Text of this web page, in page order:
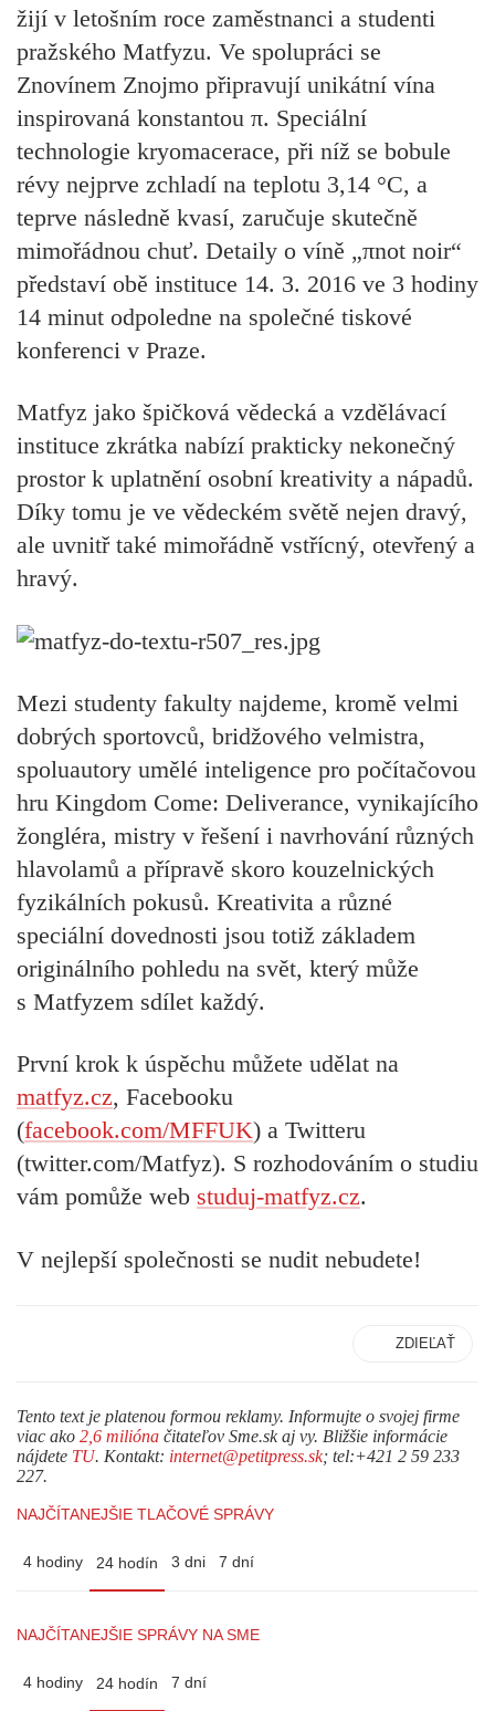
žijí v letošním roce zaměstnanci a studenti
pražského Matfyzu. Ve spolupráci se
Znovínem Znojmo připravují unikátní vína
inspirovaná konstantou π. Speciální
technologie kryomacerace, při níž se bobule
révy nejprve zchladí na teplotu 3,14 °C, a
teprve následně kvasí, zaručuje skutečně
mimořádnou chuť. Detaily o víně „πnot noir“
představí obě instituce 14. 3. 2016 ve 3 hodiny
14 minut odpoledne na společné tiskové
konferenci v Praze.
Matfyz jako špičková vědecká a vzdělávací
instituce zkrátka nabízí prakticky nekonečný
prostor k uplatnění osobní kreativity a nápadů.
Díky tomu je ve vědeckém světě nejen dravý,
ale uvnitř také mimořádně vstřícný, otevřený a
hravý.
Mezi studenty fakulty najdeme, kromě velmi
dobrých sportovců, bridžového velmistra,
spoluautory umělé inteligence pro počítačovou
hru Kingdom Come: Deliverance, vynikajícího
žongléra, mistry v řešení i navrhování různých
hlavolamů a přípravě skoro kouzelnických
fyzikálních pokusů. Kreativita a různé
speciální dovednosti jsou totiž základem
originálního pohledu na svět, který může
s Matfyzem sdílet každý.
První krok k úspěchu můžete udělat na
matfyz.cz, Facebooku
(facebook.com/MFFUK) a Twitteru
(twitter.com/Matfyz). S rozhodováním o studiu
vám pomůže web studuj-matfyz.cz.
V nejlepší společnosti se nudit nebudete!
ZDIEĽAŤ
Tento text je platenou formou reklamy. Informujte o svojej firme
viac ako 2,6 milióna čitateľov Sme.sk aj vy. Bližšie informácie
nájdete TU. Kontakt: internet@petitpress.sk; tel:+421 2 59 233
227.
NAJČÍTANEJŠIE TLAČOVÉ SPRÁVY
4 hodiny 24 hodín 3 dni 7 dní
NAJČÍTANEJŠIE SPRÁVY NA SME
4 hodiny 24 hodín 7 dní